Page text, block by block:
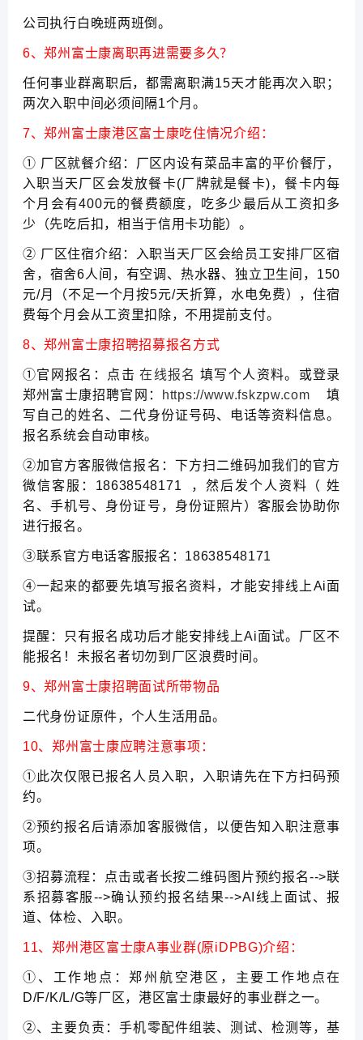
公司执行白晚班两班倒。
6、郑州富士康离职再进需要多久？
任何事业群离职后，都需离职满15天才能再次入职；
两次入职中间必须间隔1个月。
7、郑州富士康港区富士康吃住情况介绍：
① 厂区就餐介绍：厂区内设有菜品丰富的平价餐厅，
入职当天厂区会发放餐卡(厂牌就是餐卡)，餐卡内每
个月会有400元的餐费额度，吃多少最后从工资扣多
少（先吃后扣，相当于信用卡功能）。
② 厂区住宿介绍：入职当天厂区会给员工安排厂区宿
舍，宿舍6人间，有空调、热水器、独立卫生间，150
元/月（不足一个月按5元/天折算，水电免费），住宿
费每个月会从工资里扣除，不用提前支付。
8、郑州富士康招聘招募报名方式
①官网报名：点击在线报名 填写个人资料。或登录
郑州富士康招聘官网：
https://www.fskzpw.com 填
写自己的姓名、二代身份证号码、电话等资料信息。
报名系统会自动审核。
②加官方客服微信报名：下方扫二维码加我们的官方
微信客服：18638548171 ，然后发个人资料（ 姓
名、手机号、身份证号，身份证照片）客服会协助你
进行报名。
③联系官方电话客服报名：18638548171
④一起来的都要先填写报名资料，才能安排线上Ai面
试。
提醒：只有报名成功后才能安排线上Ai面试。厂区不
能报名！未报名者切勿到厂区浪费时间。
9、郑州富士康招聘面试所带物品
二代身份证原件，个人生活用品。
10、郑州富士康应聘注意事项：
①此次仅限已报名人员入职，入职请先在下方扫码预
约。
②预约报名后请添加客服微信，以便告知入职注意事
项。
③招募流程：点击或者长按二维码图片预约报名-->联
系招募客服-->确认预约报名结果-->AI线上面试、报
道、体检、入职。
11、郑州港区富士康A事业群(原iDPBG)介绍：
①、工作地点：郑州航空港区，主要工作地点在
D/F/K/L/G等厂区，港区富士康最好的事业群之一。
②、主要负责：手机零配件组装、测试、检测等，基